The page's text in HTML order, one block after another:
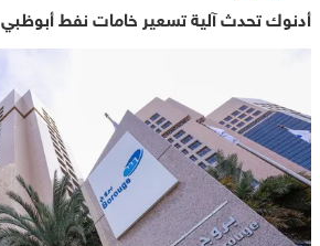
أدنوك تحدث آلية تسعير خامات نفط أبوظبي